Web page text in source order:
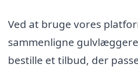
Ved at bruge vores
sammenligne
bestille et tilbud, der